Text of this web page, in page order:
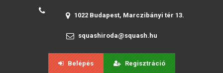
1022 Budapest, Marczibányi tér 13.
squashiroda@squash.hu
Belépés Regisztráció